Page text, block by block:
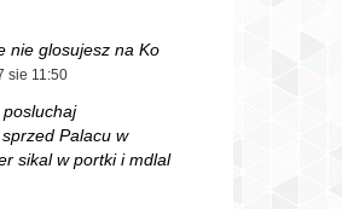
nie glosujesz na Ko
sie 11:50
Palacu w
sikal w portki i mdlal